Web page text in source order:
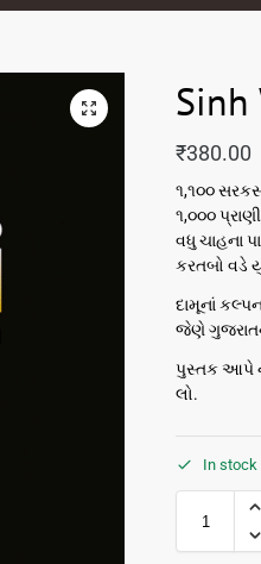
Sinh
₹380.00
૧,૧૦૦
૧,૦૦૦
વધુ ચાહના
કરતબો વડે
દામૂનાં
જેણે
પુસ્તક આપે ન
લો.
In stock